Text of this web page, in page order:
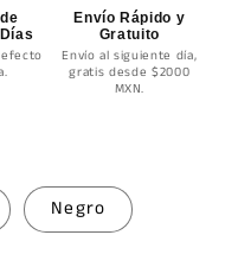
Envío Rápido y
Gratuito
Envío al siguiente día,
gratis desde $2000
MXN.
Negro